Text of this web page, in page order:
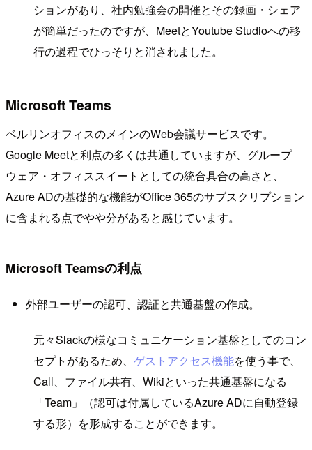
ションがあり、社内勉強会の開催とその録画・シェア
が簡単だったのですが、MeetとYoutube Studioへの移
行の過程でひっそりと消されました。
Microsoft Teams
ベルリンオフィスのメインのWeb会議サービスです。
Google Meetと利点の多くは共通していますが、グループ
ウェア・オフィススイートとしての統合具合の高さと、
Azure ADの基礎的な機能がOffice 365のサブスクリプション
に含まれる点でやや分があると感じています。
Microsoft Teamsの利点
外部ユーザーの認可、認証と共通基盤の作成。
元々Slackの様なコミュニケーション基盤としてのコン
セプトがあるため、 ゲストアクセス機能を使う事で、
Call、ファイル共有、Wikiといった共通基盤になる
「Team」（認可は付属しているAzure ADに自動登録
する形）を形成することができます。